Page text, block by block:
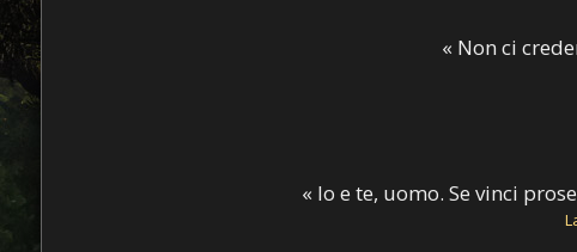
« Non ci
« Io e te, uomo. Se vinci